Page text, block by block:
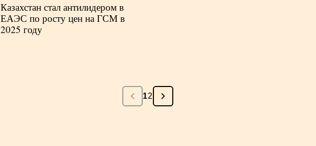
Казахстан стал антилидером в
ЕАЭС по росту цен на ГСМ в
2025 году
12